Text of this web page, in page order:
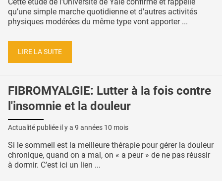
Cette étude de l'Université de Yale confirme et rappelle
qu’une simple marche quotidienne et d'autres activités
physiques modérées du même type vont apporter ...
LIRE LA SUITE
FIBROMYALGIE: Lutter à la fois contre
l'insomnie et la douleur
Actualité publiée il y a 9 années 10 mois
Si le sommeil est la meilleure thérapie pour gérer la douleur
chronique, quand on a mal, on « a peur » de ne pas réussir
à dormir. C’est ici un lien ...